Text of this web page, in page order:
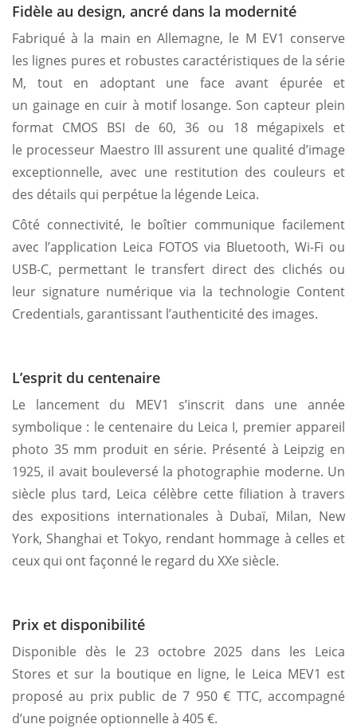
Fidèle au design, ancré dans la modernité
Fabriqué à la main en Allemagne, le M EV1 conserve
les lignes pures et robustes caractéristiques de la série
M, tout en adoptant une face avant épurée et
un gainage en cuir à motif losange. Son capteur plein
format CMOS BSI de 60, 36 ou 18 mégapixels et
le processeur Maestro III assurent une qualité d’image
exceptionnelle, avec une restitution des couleurs et
des détails qui perpétue la légende Leica.
Côté connectivité, le boîtier communique facilement
avec l’application Leica FOTOS via Bluetooth, Wi-Fi ou
USB-C, permettant le transfert direct des clichés ou
leur signature numérique via la technologie Content
Credentials, garantissant l’authenticité des images.
L’esprit du centenaire
Le lancement du MEV1 s’inscrit dans une année
symbolique : le centenaire du Leica I, premier appareil
photo 35 mm produit en série. Présenté à Leipzig en
1925, il avait bouleversé la photographie moderne. Un
siècle plus tard, Leica célèbre cette filiation à travers
des expositions internationales à Dubaï, Milan, New
York, Shanghai et Tokyo, rendant hommage à celles et
ceux qui ont façonné le regard du XXe siècle.
Prix et disponibilité
Disponible dès le 23 octobre 2025 dans les Leica
Stores et sur la boutique en ligne, le Leica MEV1 est
proposé au prix public de 7 950 € TTC, accompagné
d’une poignée optionnelle à 405 €.